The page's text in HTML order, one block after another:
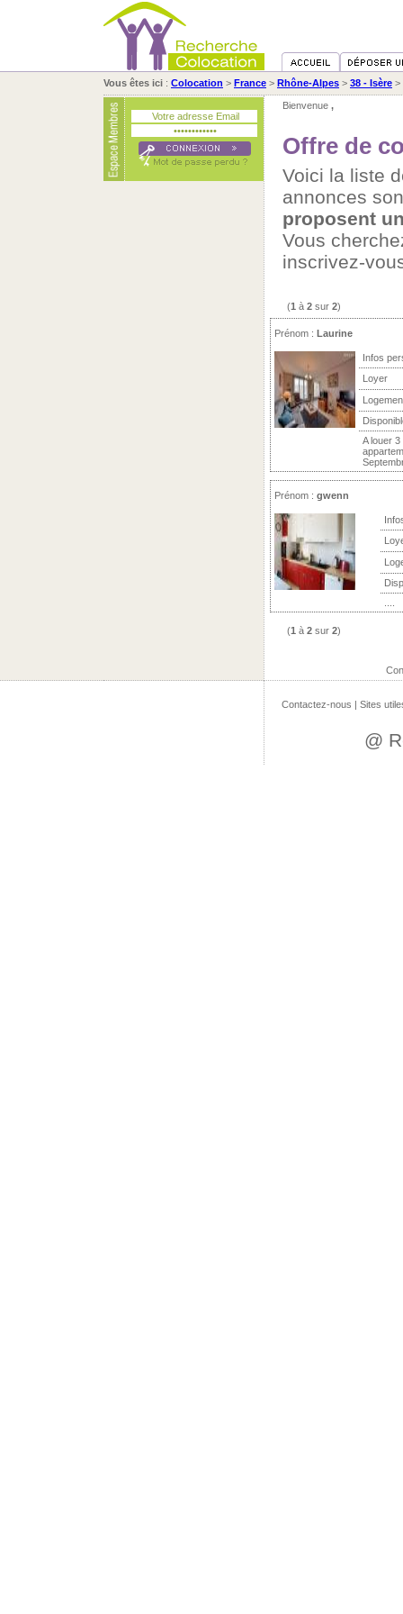
Vous êtes ici : Colocation > France > Rhône-Alpes > 38 - Isère >
Bienvenue ,
Offre de
Voici la liste
annonces
proposent
Vous
inscrivez-
(1 à 2 sur 2)
Prénom : Laurine
Infos
Loyer
A louer
Prénom : gwenn
(1 à 2 sur 2)
Contactez-nous | Sites
@